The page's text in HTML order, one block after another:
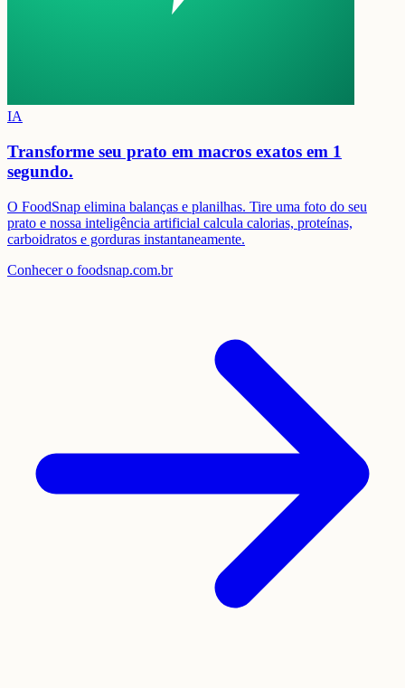
IA
Transforme seu prato em macros exatos em 1
segundo.
O FoodSnap elimina balanças e planilhas. Tire uma foto do seu
prato e nossa inteligência artificial calcula calorias, proteínas,
carboidratos e gorduras instantaneamente.
Conhecer o foodsnap.com.br